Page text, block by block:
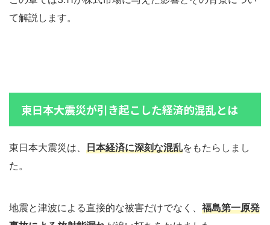
て解説します。
東日本大震災が引き起こした経済的混乱とは
東日本大震災は、 日本経済に深刻な混乱をもたらしまし
た。
地震と津波による直接的な被害だけでなく、 福島第一原発